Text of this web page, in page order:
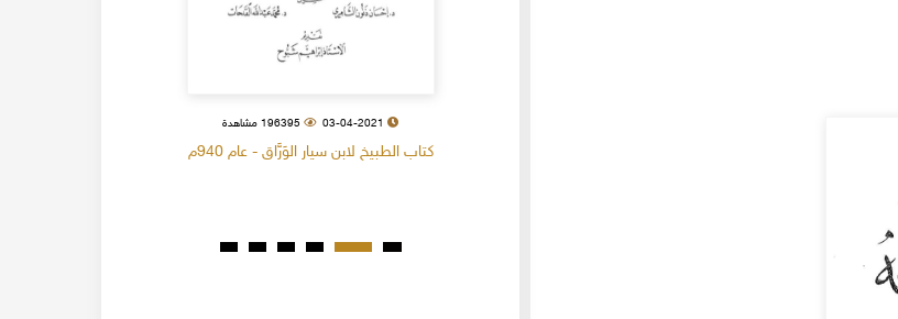
03-04-2021 196395 مشاهدة
كتاب الطبيخ لابن سيار الوَرَّاق - عام 940م